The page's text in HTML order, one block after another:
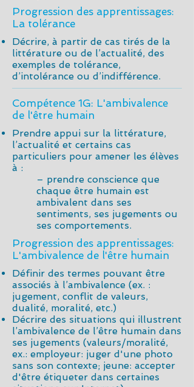
Progression des apprentissages:
La tolérance
Décrire, à partir de cas tirés de la
littérature ou de l’actualité, des
exemples de tolérance,
d’intolérance ou d’indifférence.
Compétence 1G: L'ambivalence
de l'être humain
Prendre appui sur la littérature,
l’actualité et certains cas
particuliers pour amener les élèves
à :
– prendre conscience que
chaque être humain est
ambivalent dans ses
sentiments, ses jugements ou
ses comportements.
Progression des apprentissages:
L'ambivalence de l'être humain
Définir des termes pouvant être
associés à l’ambivalence (ex. :
jugement, conflit de valeurs,
dualité, moralité, etc.)
Décrire des situations qui illustrent
l’ambivalence de l’être humain dans
ses jugements (valeurs/moralité,
ex.: employeur: juger d'une photo
sans son contexte; jeune: accepter
d'être étiqueter dans certaines